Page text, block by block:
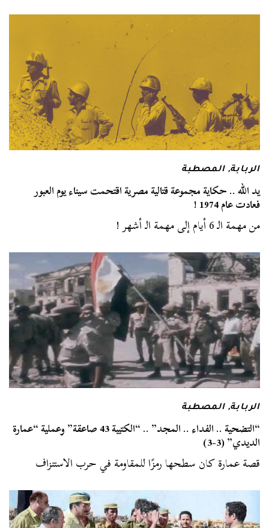
الربابة,المصطبة
يد الله .. حكاية مجموعة قتالية مصرية اقتحمت سيناء يوم العبور
فعادت عام 1974 !
من مهمة الـ 6 أيام إلى مهمة الـ أشهر !
الربابة,المصطبة
“التضحية .. الفداء .. المجد” .. “الكتيبة 43 صاعقة” وعملية “عمارة
الديدي” (3-3)
قصة عمارة كان سطحها رمزًا للمقاومة في حرب الاستنزاف